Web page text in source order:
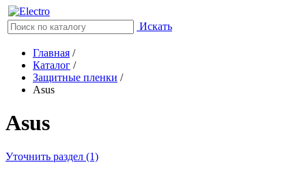
Искать
Главная /
Каталог /
Защитные пленки /
Asus
Asus
Уточнить раздел (1)